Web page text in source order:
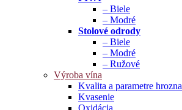
– Biele
– Modré
Stolové odrody
– Biele
– Modré
– Ružové
Výroba vína
Kvalita a parametre hrozna
Kvasenie